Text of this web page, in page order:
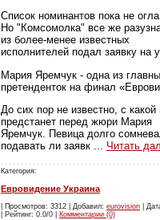
Список номинантов пока не
Но "Комсомолка" все же
из более-менее известных
исполнителей подал заявку на
Мария Яремчук - одна из
претенденток на финал
До сих пор не известно, с какой
предстанет перед жюри Мария
Яремчук. Певица долго
подавать ли заявк
Читать
Категория:
Евровидение Украина
| Просмотров: 3312 | Добавил: eurovision |
| Рейтинг: 0.0/0 | Комментарии (0)